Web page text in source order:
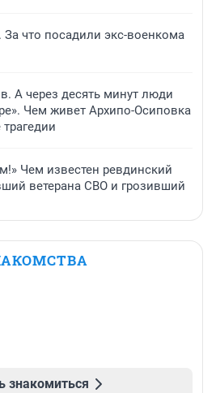
что посадили экс-военкома
А через десять минут люди
Чем живет Архипо-Осиповка
Чем известен ревдинский
ветерана СВО и грозивший
знакомиться